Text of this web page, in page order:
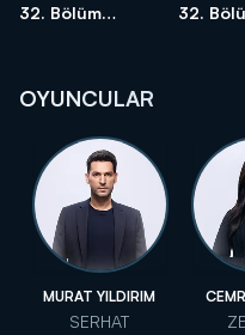
32. Bölüm
32.
OYUNCULAR
MURAT YILDIRIM
SERHAT